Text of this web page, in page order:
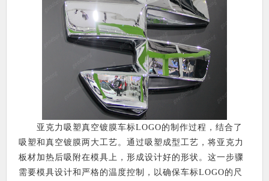
亚克力吸塑真空镀膜车标LOGO的制作过程，结合了
吸塑和真空镀膜两大工艺。通过吸塑成型工艺，将亚克力
板材加热后吸附在模具上，形成设计好的形状。这一步骤
需要模具设计和严格的温度控制，以确保车标LOGO的尺